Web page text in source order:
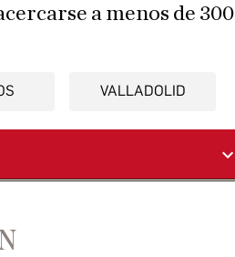
a menos de 300
VALLADOLID